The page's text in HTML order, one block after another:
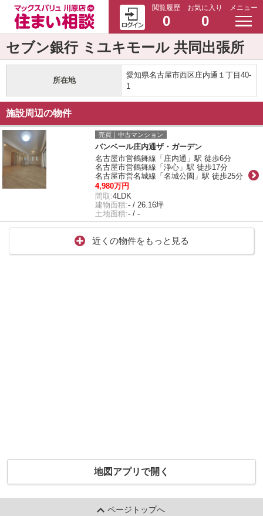
閲覧履歴
0
お気に入り
0
メニュー
セブン銀行 ミユキモール 共同出張所
所在地
愛知県名古屋市西区庄内通１丁目40-
1
施設周辺の物件
売買｜中古マンション
バンベール庄内通ザ・ガーデン
名古屋市営鶴舞線「庄内通」駅 徒歩6分
名古屋市営鶴舞線「浄心」駅 徒歩17分
名古屋市営名城線「名城公園」駅 徒歩25分
4,980万円
間取:4LDK
建物面積:- / 26.16坪
土地面積:- / -
近くの物件をもっと見る
地図アプリで開く
ページトップへ